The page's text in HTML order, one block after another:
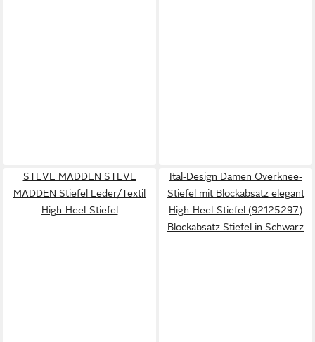
STEVE MADDEN STEVE
MADDEN Stiefel Leder/Textil
High-Heel-Stiefel
Ital-Design Damen Overknee-
Stiefel mit Blockabsatz elegant
High-Heel-Stiefel (92125297)
Blockabsatz Stiefel in Schwarz